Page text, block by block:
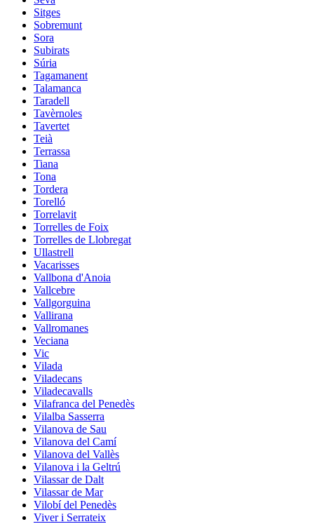
Sitges
Sobremunt
Sora
Subirats
Súria
Tagamanent
Talamanca
Taradell
Tavèrnoles
Tavertet
Teià
Terrassa
Tiana
Tona
Tordera
Torelló
Torrelavit
Torrelles de Foix
Torrelles de Llobregat
Ullastrell
Vacarisses
Vallbona d'Anoia
Vallcebre
Vallgorguina
Vallirana
Vallromanes
Veciana
Vic
Vilada
Viladecans
Viladecavalls
Vilafranca del Penedès
Vilalba Sasserra
Vilanova de Sau
Vilanova del Camí
Vilanova del Vallès
Vilanova i la Geltrú
Vilassar de Dalt
Vilassar de Mar
Vilobí del Penedès
Viver i Serrateix